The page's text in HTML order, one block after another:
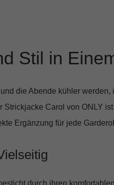
Stil in
die Abende kühler
Strickjacke Carol von ONLY
Ergänzung für jede
durch ihren